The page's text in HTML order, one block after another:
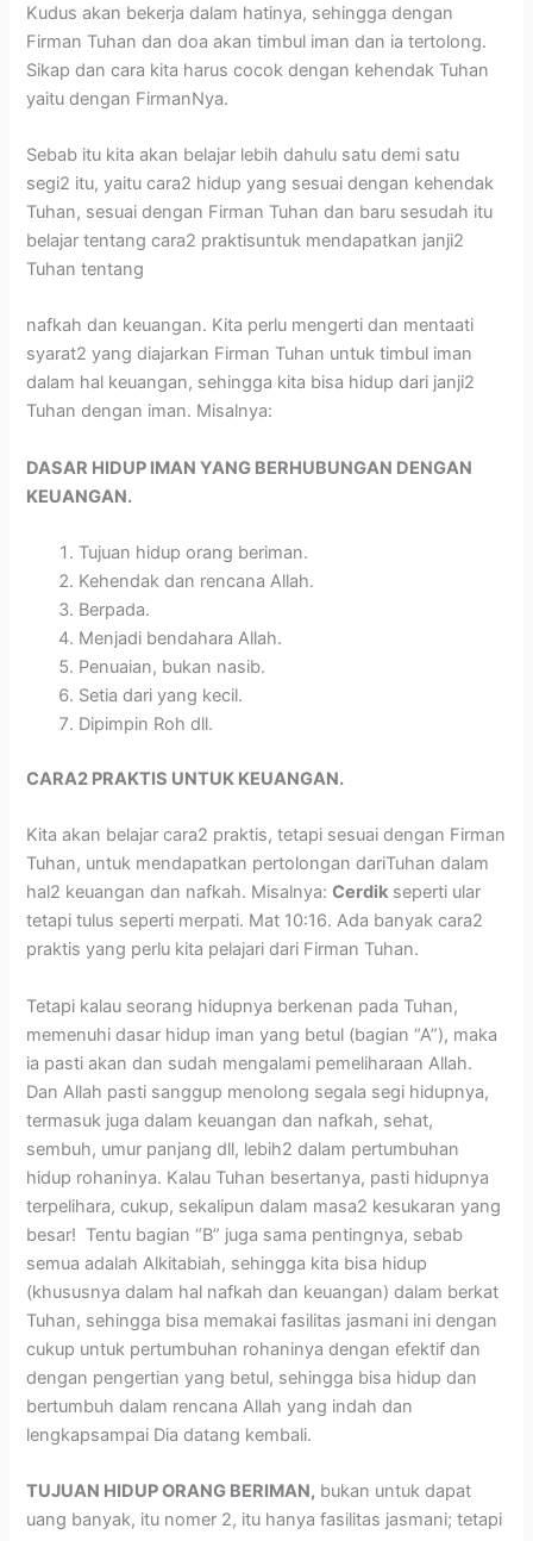
Kudus akan bekerja dalam hatinya, sehingga dengan
Firman Tuhan dan doa akan timbul iman dan ia tertolong.
Sikap dan cara kita harus cocok dengan kehendak Tuhan
yaitu dengan FirmanNya.
Sebab itu kita akan belajar lebih dahulu satu demi satu
segi2 itu, yaitu cara2 hidup yang sesuai dengan kehendak
Tuhan, sesuai dengan Firman Tuhan dan baru sesudah itu
belajar tentang cara2 praktisuntuk mendapatkan janji2
Tuhan tentang
nafkah dan keuangan. Kita perlu mengerti dan mentaati
syarat2 yang diajarkan Firman Tuhan untuk timbul iman
dalam hal keuangan, sehingga kita bisa hidup dari janji2
Tuhan dengan iman. Misalnya:
DASAR HIDUP IMAN YANG BERHUBUNGAN DENGAN
KEUANGAN.
Tujuan hidup orang beriman.
Kehendak dan rencana Allah.
Berpada.
Menjadi bendahara Allah.
Penuaian, bukan nasib.
Setia dari yang kecil.
Dipimpin Roh dll.
CARA2 PRAKTIS UNTUK KEUANGAN.
Kita akan belajar cara2 praktis, tetapi sesuai dengan Firman
Tuhan, untuk mendapatkan pertolongan dariTuhan dalam
hal2 keuangan dan nafkah. Misalnya:Cerdik seperti ular
tetapi tulus seperti merpati. Mat 10:16. Ada banyak cara2
praktis yang perlu kita pelajari dari Firman Tuhan.
Tetapi kalau seorang hidupnya berkenan pada Tuhan,
memenuhi dasar hidup iman yang betul (bagian “A”), maka
ia pasti akan dan sudah mengalami pemeliharaan Allah.
Dan Allah pasti sanggup menolong segala segi hidupnya,
termasuk juga dalam keuangan dan nafkah, sehat,
sembuh, umur panjang dll, lebih2 dalam pertumbuhan
hidup rohaninya. Kalau Tuhan besertanya, pasti hidupnya
terpelihara, cukup, sekalipun dalam masa2 kesukaran yang
besar! Tentu bagian “B” juga sama pentingnya, sebab
semua adalah Alkitabiah, sehingga kita bisa hidup
(khususnya dalam hal nafkah dan keuangan) dalam berkat
Tuhan, sehingga bisa memakai fasilitas jasmani ini dengan
cukup untuk pertumbuhan rohaninya dengan efektif dan
dengan pengertian yang betul, sehingga bisa hidup dan
bertumbuh dalam rencana Allah yang indah dan
lengkapsampai Dia datang kembali.
TUJUAN HIDUP ORANG BERIMAN, bukan untuk dapat
uang banyak, itu nomer 2, itu hanya fasilitas jasmani; tetapi